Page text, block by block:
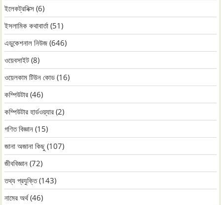
ইলেকট্রনিক্স (6)
ইসলামিক কথাবার্তা (51)
এডুকেশনাল নিউজ (646)
ওয়েবসাইট (8)
ওয়েলকাম টিউন কোড (16)
কম্পিউটার (46)
কম্পিউটার হার্ডওয়্যার (2)
গণিত বিজ্ঞান (15)
জানা অজানা কিছু (107)
জীববিজ্ঞান (72)
তথ্য প্রযুক্তি(143)
নামের অর্থ(46)